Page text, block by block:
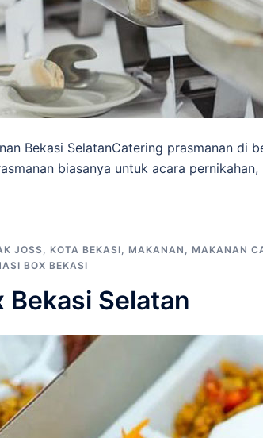
Bekasi SelatanCatering prasmanan di
biasanya untuk acara
JOSS KOTA BEKASI MAKANAN MAKANAN
BOX BEKASI
Bekasi Selatan